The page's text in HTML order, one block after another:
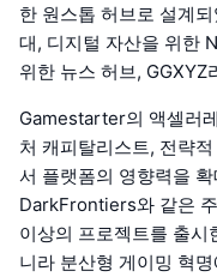
한 원스톱 허브로 설계
대, 디지털 자산을 위한
위한 뉴스 허브, GGXYZ
Gamestarter의 액셀러
처 캐피탈리스트, 전략
서 플랫폼의 영향력을
DarkFrontiers와 같은
이상의 프로젝트를 출
니라 분산형 게이밍 혁